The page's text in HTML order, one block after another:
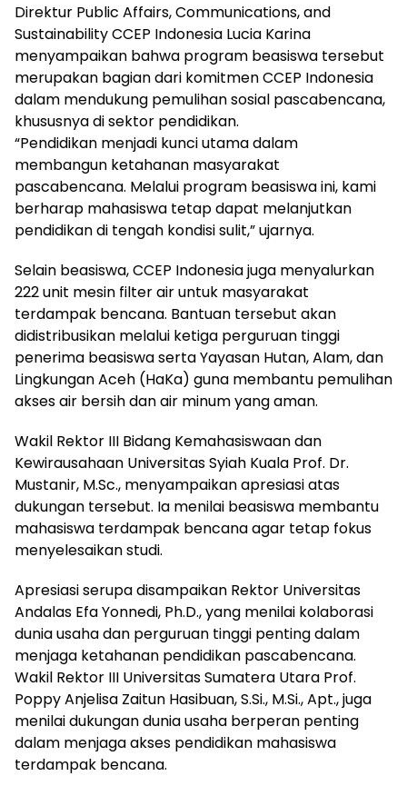
Direktur Public Affairs, Communications, and
Sustainability CCEP Indonesia Lucia Karina
menyampaikan bahwa program beasiswa tersebut
merupakan bagian dari komitmen CCEP Indonesia
dalam mendukung pemulihan sosial pascabencana,
khususnya di sektor pendidikan.
“Pendidikan menjadi kunci utama dalam
membangun ketahanan masyarakat
pascabencana. Melalui program beasiswa ini, kami
berharap mahasiswa tetap dapat melanjutkan
pendidikan di tengah kondisi sulit,” ujarnya.
Selain beasiswa, CCEP Indonesia juga menyalurkan
222 unit mesin filter air untuk masyarakat
terdampak bencana. Bantuan tersebut akan
didistribusikan melalui ketiga perguruan tinggi
penerima beasiswa serta Yayasan Hutan, Alam, dan
Lingkungan Aceh (HaKa) guna membantu pemulihan
akses air bersih dan air minum yang aman.
Wakil Rektor III Bidang Kemahasiswaan dan
Kewirausahaan Universitas Syiah Kuala Prof. Dr.
Mustanir, M.Sc., menyampaikan apresiasi atas
dukungan tersebut. Ia menilai beasiswa membantu
mahasiswa terdampak bencana agar tetap fokus
menyelesaikan studi.
Apresiasi serupa disampaikan Rektor Universitas
Andalas Efa Yonnedi, Ph.D., yang menilai kolaborasi
dunia usaha dan perguruan tinggi penting dalam
menjaga ketahanan pendidikan pascabencana.
Wakil Rektor III Universitas Sumatera Utara Prof.
Poppy Anjelisa Zaitun Hasibuan, S.Si., M.Si., Apt., juga
menilai dukungan dunia usaha berperan penting
dalam menjaga akses pendidikan mahasiswa
terdampak bencana.